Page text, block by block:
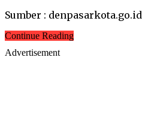
Sumber : denpasarkota.go.id
Continue Reading
Advertisement